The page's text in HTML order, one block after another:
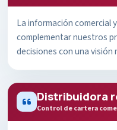
La información comercial
complementar nuestros
decisiones con una visión
Distribuidora
Control de cartera